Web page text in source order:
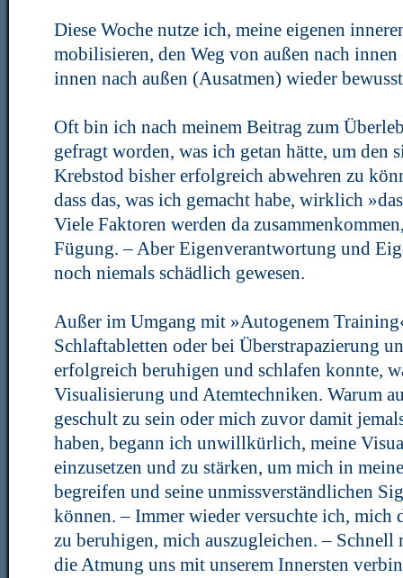
Diese Woche nutze ich, meine eigenen
mobilisieren, den Weg von außen nach
innen nach außen (Ausatmen) wieder
Oft bin ich nach meinem Beitrag zum
gefragt worden, was ich getan hätte, um den
Krebstod bisher erfolgreich abwehren zu
dass das, was ich gemacht habe, wirklich
Viele Faktoren werden da
Fügung. – Aber Eigenverantwortung und
noch niemals schädlich gewesen.
Außer im Umgang mit »Autogenem
Schlaftabletten oder bei Überstrapazierung
erfolgreich beruhigen und schlafen konnte,
Visualisierung und Atemtechniken. Warum
geschult zu sein oder mich zuvor damit
haben, begann ich unwillkürlich, meine
einzusetzen und zu stärken, um mich in
begreifen und seine unmissverständlichen
können. – Immer wieder versuchte ich, mich
zu beruhigen, mich auszugleichen. –
die Atmung uns mit unserem Innersten